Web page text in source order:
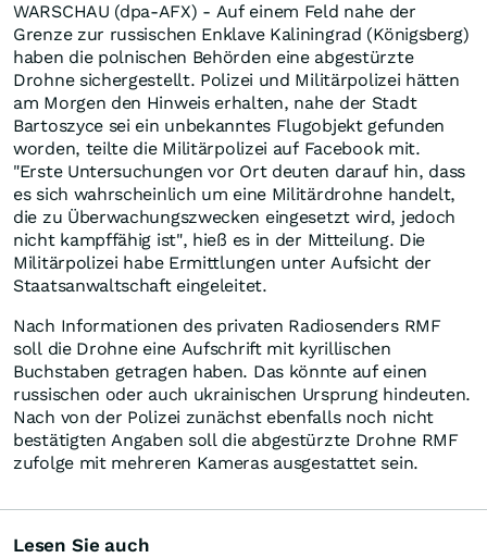
WARSCHAU (dpa-AFX) - Auf einem Feld nahe der
Grenze zur russischen Enklave Kaliningrad (Königsberg)
haben die polnischen Behörden eine abgestürzte
Drohne sichergestellt. Polizei und Militärpolizei hätten
am Morgen den Hinweis erhalten, nahe der Stadt
Bartoszyce sei ein unbekanntes Flugobjekt gefunden
worden, teilte die Militärpolizei auf Facebook mit.
"Erste Untersuchungen vor Ort deuten darauf hin, dass
es sich wahrscheinlich um eine Militärdrohne handelt,
die zu Überwachungszwecken eingesetzt wird, jedoch
nicht kampffähig ist", hieß es in der Mitteilung. Die
Militärpolizei habe Ermittlungen unter Aufsicht der
Staatsanwaltschaft eingeleitet.
Nach Informationen des privaten Radiosenders RMF
soll die Drohne eine Aufschrift mit kyrillischen
Buchstaben getragen haben. Das könnte auf einen
russischen oder auch ukrainischen Ursprung hindeuten.
Nach von der Polizei zunächst ebenfalls noch nicht
bestätigten Angaben soll die abgestürzte Drohne RMF
zufolge mit mehreren Kameras ausgestattet sein.
Lesen Sie auch